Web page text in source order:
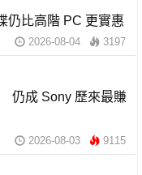
仍比高階 PC 更實惠
2026-08-04 3197
仍成 Sony 歷來最賺
2026-08-03 9115